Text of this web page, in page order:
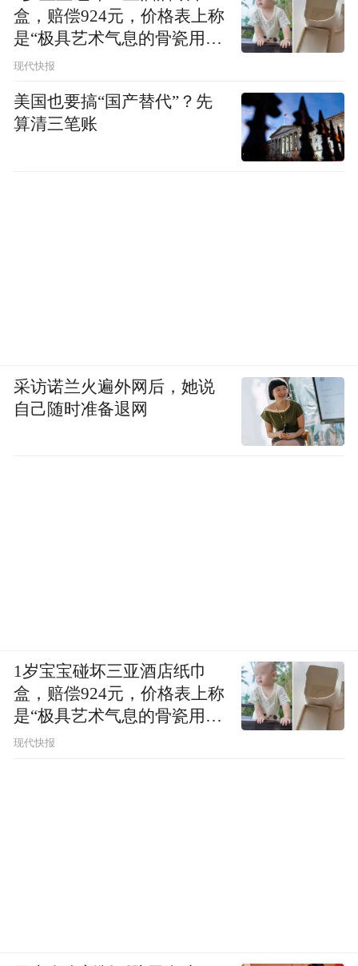
盒，赔偿924元，价格表上称
是“极具艺术气息的骨瓷用
品”
现代快报
美国也要搞“国产替代”？先
算清三笔账
采访诺兰火遍外网后，她说
自己随时准备退网
1岁宝宝碰坏三亚酒店纸巾
盒，赔偿924元，价格表上称
是“极具艺术气息的骨瓷用
品”
现代快报